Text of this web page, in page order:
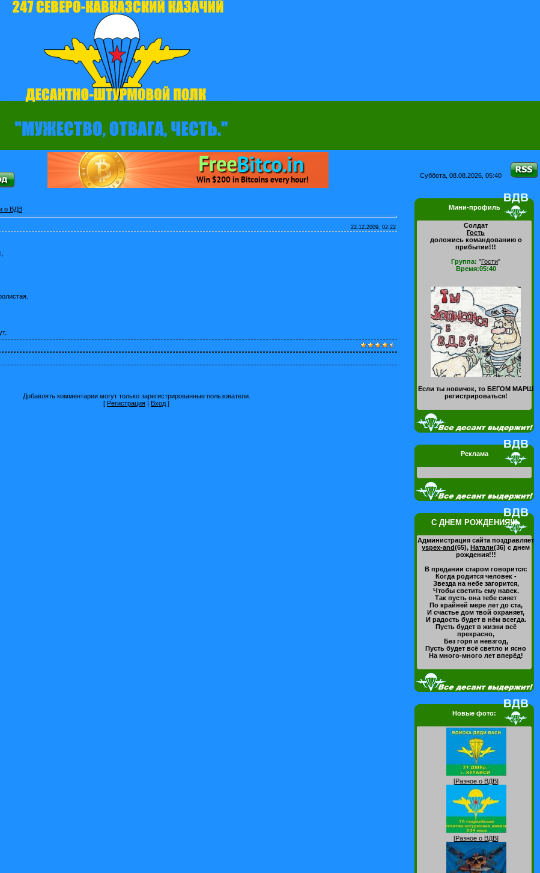
Суббота, 08.08.2026, 05:40
о ВДВ
22.12.2009, 02:22
Добавлять комментарии могут только зарегистрированные пользователи.
[ Регистрация | Вход ]
Мини-профиль
Солдат
Гость
доложись командованию о
прибытии!!!
Группа: "Гости"
Время:05:40
Если ты новичок, то БЕГОМ МАРШ
регистрироваться!
Реклама
С ДНЕМ РОЖДЕНИЯ!!!
Администрация сайта поздравляет
yspex-and(65), Натали(36) с днем
рождения!!!
В предании старом говорится:
Когда родится человек -
Звезда на небе загорится,
Чтобы светить ему навек.
Так пусть она тебе сияет
По крайней мере лет до ста,
И счастье дом твой охраняет,
И радость будет в нём всегда.
Пусть будет в жизни всё
прекрасно,
Без горя и невзгод,
Пусть будет всё светло и ясно
На много-много лет вперёд!
Новые фото:
[Разное о ВДВ]
[Разное о ВДВ]